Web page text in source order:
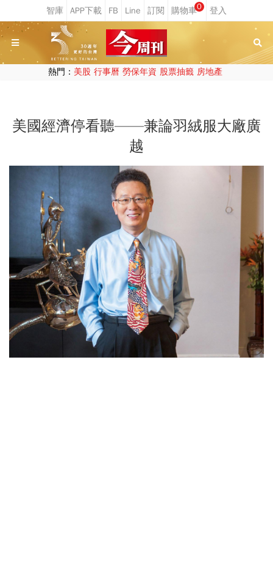
0
熱門： 美股 行事曆 勞保年資 股票抽籤 房地產
美國經濟停看聽——兼論羽絨服大廠廣
越